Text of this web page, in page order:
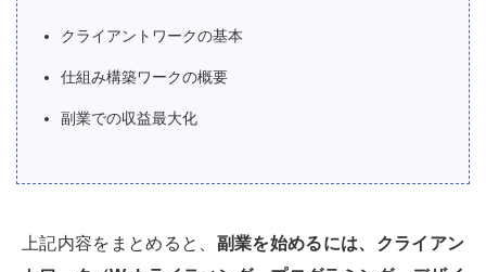
クライアントワークの基本
仕組み構築ワークの概要
副業での収益最大化
上記内容をまとめると、 副業を始めるには、クライアン